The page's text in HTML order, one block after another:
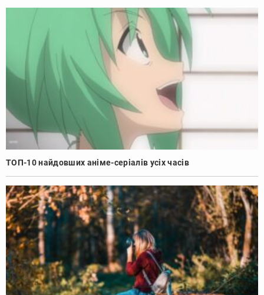
ТОП-10 найдовших аніме-серіалів усіх часів